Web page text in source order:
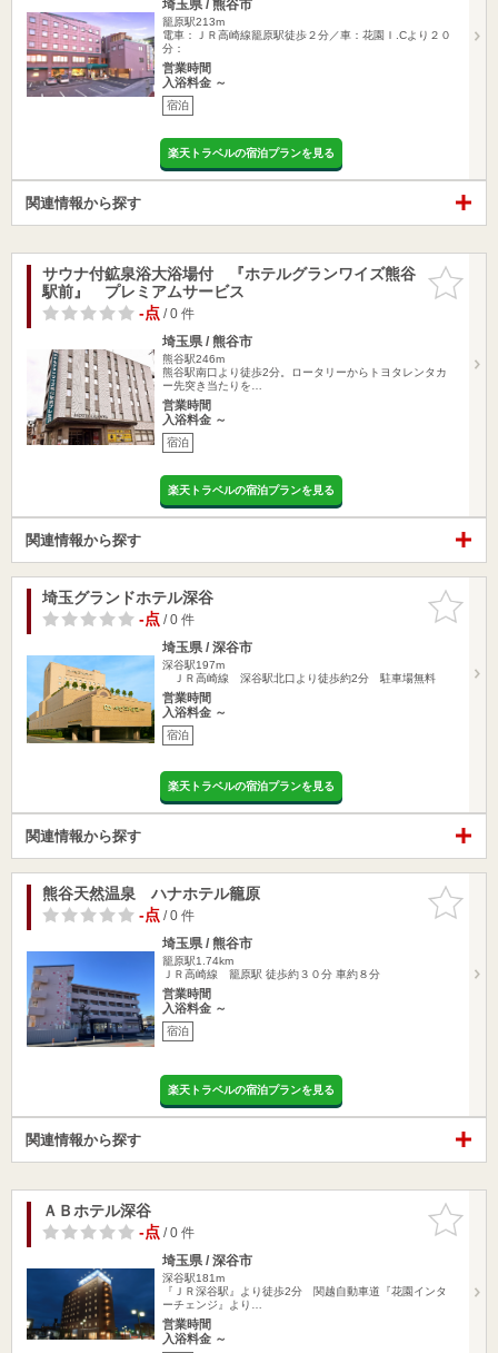
埼玉県 / 熊谷市
籠原駅213m
電車：ＪＲ高崎線籠原駅徒歩２分／車：花園Ｉ.Cより２０
分：
営業時間
入浴料金 ～
宿泊
楽天トラベルの宿泊プランを見る
関連情報から探す
お気に入
りに追加
サウナ付鉱泉浴大浴場付 『ホテルグランワイズ熊谷
駅前』 プレミアムサービス
-点/ 0 件
埼玉県 / 熊谷市
熊谷駅246m
熊谷駅南口より徒歩2分。ロータリーからトヨタレンタカ
ー先突き当たりを…
営業時間
入浴料金 ～
宿泊
楽天トラベルの宿泊プランを見る
関連情報から探す
お気に入
りに追加
埼玉グランドホテル深谷
-点/ 0 件
埼玉県 / 深谷市
深谷駅197m
ＪＲ高崎線 深谷駅北口より徒歩約2分 駐車場無料
営業時間
入浴料金 ～
宿泊
楽天トラベルの宿泊プランを見る
関連情報から探す
お気に入
りに追加
熊谷天然温泉 ハナホテル籠原
-点/ 0 件
埼玉県 / 熊谷市
籠原駅1.74km
ＪＲ高崎線 籠原駅 徒歩約３０分 車約８分
営業時間
入浴料金 ～
宿泊
楽天トラベルの宿泊プランを見る
関連情報から探す
お気に入
りに追加
ＡＢホテル深谷
-点/ 0 件
埼玉県 / 深谷市
深谷駅181m
『ＪＲ深谷駅』より徒歩2分 関越自動車道『花園インタ
ーチェンジ』より…
営業時間
入浴料金 ～